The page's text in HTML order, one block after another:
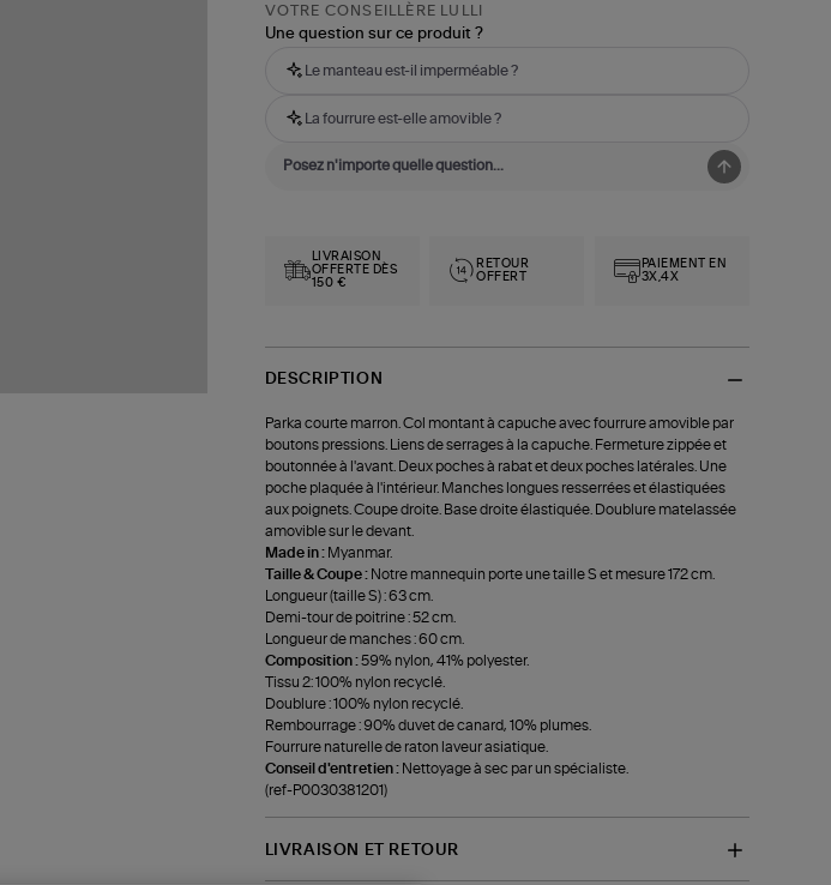
VOTRE CONSEILLÈRE LULLI
Une question sur ce produit ?
Le manteau est-il imperméable ?
La fourrure est-elle amovible ?
LIVRAISON
OFFERTE DÈS
150 €
RETOUR
OFFERT
PAIEMENT EN
3X,4X
DESCRIPTION
Parka courte marron. Col montant à capuche avec fourrure amovible par
boutons pressions. Liens de serrages à la capuche. Fermeture zippée et
boutonnée à l'avant. Deux poches à rabat et deux poches latérales. Une
poche plaquée à l'intérieur. Manches longues resserrées et élastiquées
aux poignets. Coupe droite. Base droite élastiquée. Doublure matelassée
amovible sur le devant.
Made in : Myanmar.
Taille & Coupe : Notre mannequin porte une taille S et mesure 172 cm.
Longueur (taille S) : 63 cm.
Demi-tour de poitrine : 52 cm.
Longueur de manches : 60 cm.
Composition :59% nylon, 41% polyester.
Tissu 2: 100% nylon recyclé.
Doublure : 100% nylon recyclé.
Rembourrage : 90% duvet de canard, 10% plumes.
Fourrure naturelle de raton laveur asiatique.
Conseil d'entretien : Nettoyage à sec par un spécialiste.
(ref-P0030381201)
LIVRAISON ET RETOUR